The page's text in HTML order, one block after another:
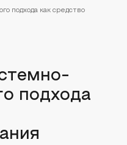
подхода как средство
подхода